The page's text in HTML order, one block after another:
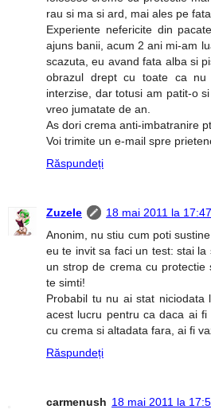
rau si ma si ard, mai ales pe fata.
Experiente nefericite din
ajuns banii, acum 2 ani mi-am
scazuta, eu avand fata alba si
obrazul drept cu toate ca
interzise, dar totusi am patit-o
vreo jumatate de an.
As dori crema anti-imbatranire
Voi trimite un e-mail spre
Răspundeți
Zuzele
18 mai 2011 la 17:47
Anonim, nu stiu cum poti
eu te invit sa faci un test: stai
un strop de crema cu protectie
te simti!
Probabil tu nu ai stat
acest lucru pentru ca daca ai
cu crema si altadata fara, ai fi
Răspundeți
carmenush 18 mai 2011 la